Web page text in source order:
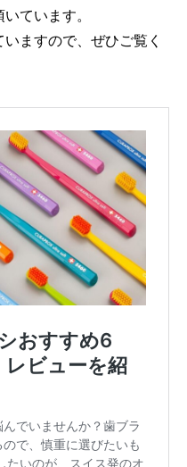
ています。
ますので、ぜひご覧く